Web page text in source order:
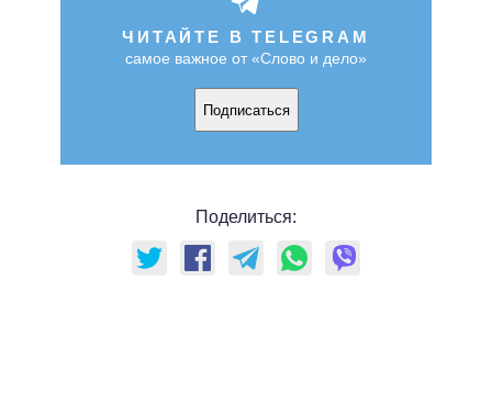
ЧИТАЙТЕ В TELEGRAM
самое важное от «Слово и дело»
Подписаться
Поделиться: